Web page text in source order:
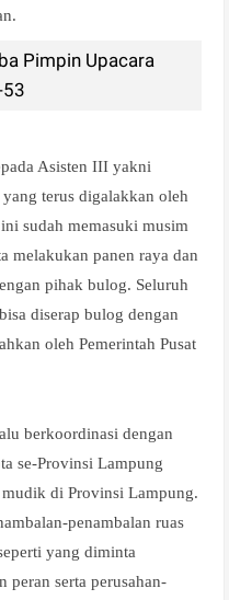
Pimpin Upacara
Asisten III yakni
yang terus digalakkan oleh
sudah memasuki musim
melakukan panen raya dan
pihak bulog. Seluruh
diserap bulog dengan
oleh Pemerintah Pusat
berkoordinasi dengan
se-Provinsi Lampung
di Provinsi Lampung.
penambalan ruas
yang diminta
peran serta perusahan-